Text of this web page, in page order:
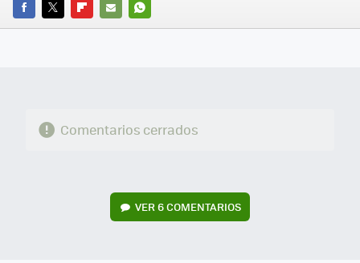
FACEBOOK
TWITTERFLIPBOARD
E-
WHATSAPP
Comentarios cerrados
VER6 COMENTARIOS